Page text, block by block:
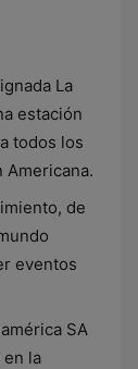
La
estación
todos los
Americana.
de
eventos
SA
la